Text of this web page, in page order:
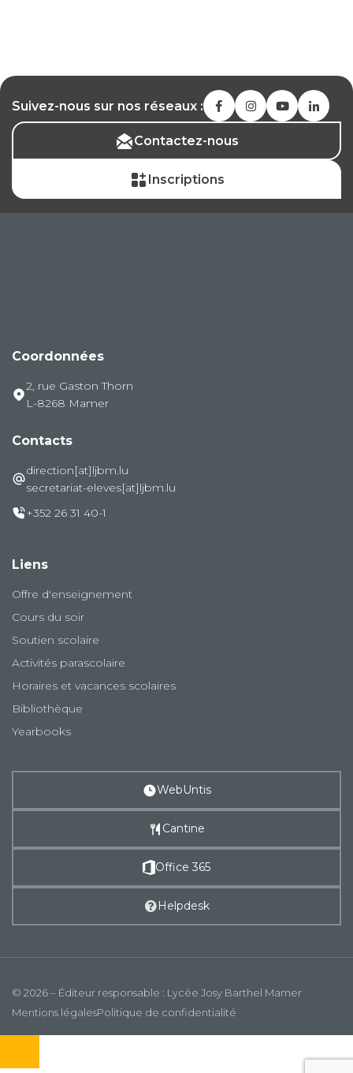
Suivez-nous sur nos réseaux :
Contactez-nous
Inscriptions
Coordonnées
2, rue Gaston Thorn
L-8268 Mamer
Contacts
direction[at]ljbm.lu
secretariat-eleves[at]ljbm.lu
+352 26 31 40-1
Liens
Offre d'enseignement
Cours du soir
Soutien scolaire
Activités parascolaire
Horaires et vacances scolaires
Bibliothèque
Yearbooks
WebUntis
Cantine
Office 365
Helpdesk
© 2026 – Éditeur responsable : Lycée Josy Barthel Mamer
Mentions légalesPolitique de confidentialité